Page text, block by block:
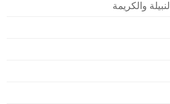
النبيلة والكريمة